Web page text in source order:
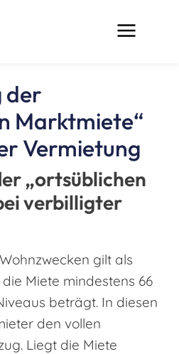
der
Marktmiete“
Vermietung
„ortsüblichen
verbilligter
gilt als
Miete mindestens 66
beträgt. In diesen
den vollen
Liegt die Miete